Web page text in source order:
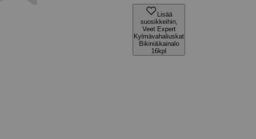
Lisää
suosikkeihin,
Veet Expert
Kylmävahaliuskat
Bikini&kainalo
16kpl